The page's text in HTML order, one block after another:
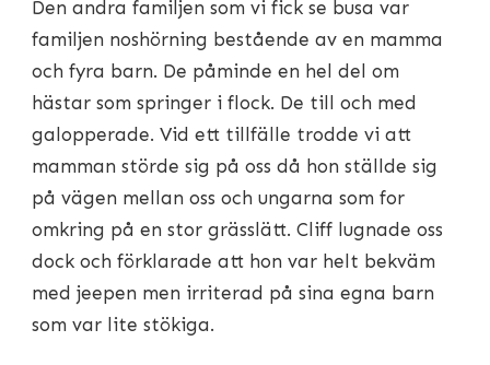
Den andra familjen som vi fick se busa var
familjen noshörning bestående av en mamma
och fyra barn. De påminde en hel del om
hästar som springer i flock. De till och med
galopperade. Vid ett tillfälle trodde vi att
mamman störde sig på oss då hon ställde sig
på vägen mellan oss och ungarna som for
omkring på en stor grässlätt. Cliff lugnade oss
dock och förklarade att hon var helt bekväm
med jeepen men irriterad på sina egna barn
som var lite stökiga.